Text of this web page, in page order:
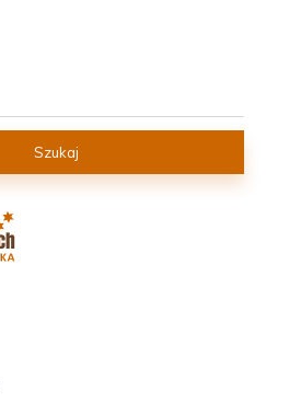
Szukaj